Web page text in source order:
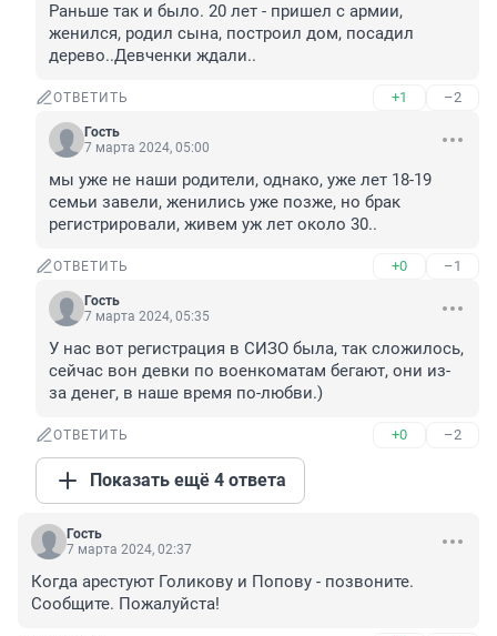
Раньше так и было. 20 лет - пришел с армии,
женился, родил сына, построил дом, посадил
дерево..Девченки ждали..
ОТВЕТИТЬ +1 –2
Гость
7 марта 2024, 05:00
мы уже не наши родители, однако, уже лет 18-19
семьи завели, женились уже позже, но брак
регистрировали, живем уж лет около 30..
ОТВЕТИТЬ +0 –1
Гость
7 марта 2024, 05:35
У нас вот регистрация в СИЗО была, так сложилось,
сейчас вон девки по военкоматам бегают, они из-
за денег, в наше время по-любви.)
ОТВЕТИТЬ +0 –2
Показать ещё 4 ответа
Гость
7 марта 2024, 02:37
Когда арестуют Голикову и Попову - позвоните.
Сообщите. Пожалуйста!